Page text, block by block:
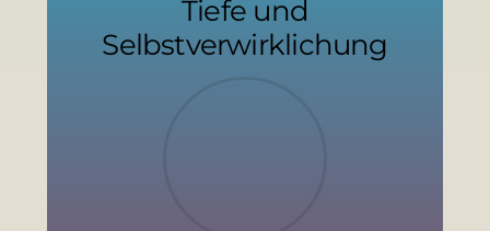
Tiefe und
Selbstverwirklichung